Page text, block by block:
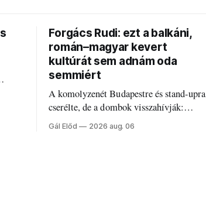
a
Forgács Rudi: ezt a balkáni,
román–magyar kevert
kultúrát sem adnám oda
semmiért
A komolyzenét Budapestre és stand-upra
cserélte, de a dombok visszahívják:
Forgács Rudi humorról, származásról és
Gál Előd 2026 aug. 06